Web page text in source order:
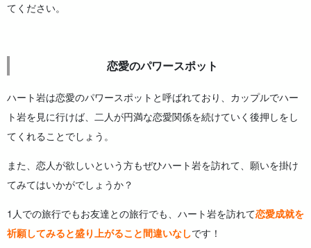
てください。
恋愛のパワースポット
ハート岩は恋愛のパワースポットと呼ばれており、カップルでハー
ト岩を見に行けば、二人が円満な恋愛関係を続けていく後押しをし
てくれることでしょう。
また、恋人が欲しいという方もぜひハート岩を訪れて、願いを掛け
てみてはいかがでしょうか？
1人での旅行でもお友達との旅行でも、ハート岩を訪れて恋愛成就を
祈願してみると盛り上がること間違いなしです！